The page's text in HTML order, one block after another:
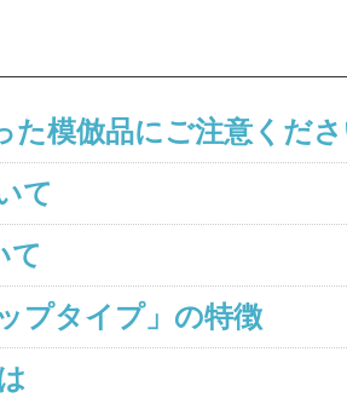
た模倣品にご注意くだ
て
て
プタイプ」の特徴